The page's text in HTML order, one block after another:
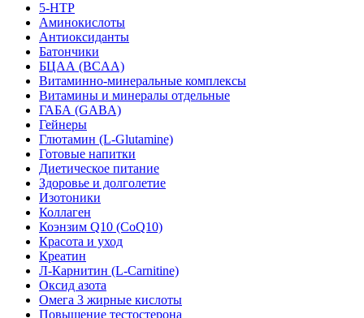
5-HTP
Аминокислоты
Антиоксиданты
Батончики
БЦАА (BCAA)
Витаминно-минеральные комплексы
Витамины и минералы отдельные
ГАБА (GABA)
Гейнеры
Глютамин (L-Glutamine)
Готовые напитки
Диетическое питание
Здоровье и долголетие
Изотоники
Коллаген
Коэнзим Q10 (CoQ10)
Красота и уход
Креатин
Л-Карнитин (L-Сarnitine)
Оксид азота
Омега 3 жирные кислоты
Повышение тестостерона